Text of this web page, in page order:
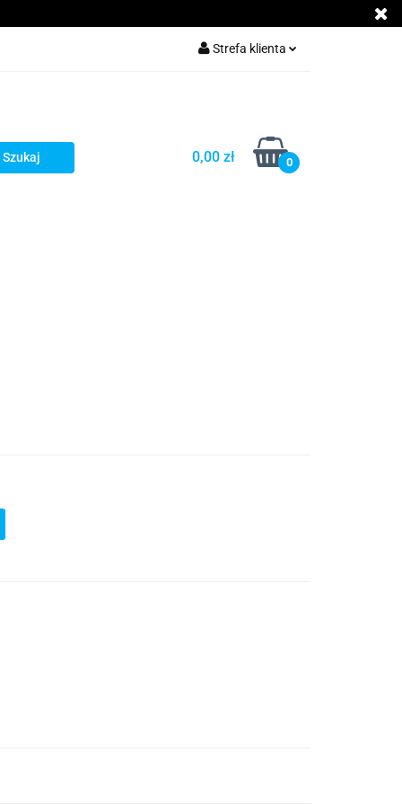
Strefa klienta
Dodaj zgłoszenie
Zgody cookies
0,00 zł 0
Akcesoria GSM